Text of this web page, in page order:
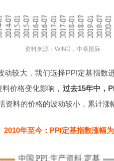
资料来源：WIND，中泰国际
动较大，我们选择PPI定基指数
价格变化影响， 过去15年中，
资料的价格的波动较小，累计涨
2010年至今：PPI定基指数涨幅